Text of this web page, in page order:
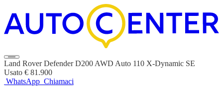
Land Rover Defender D200 AWD Auto 110 X-Dynamic SE
Usato € 81.900
WhatsApp Chiamaci